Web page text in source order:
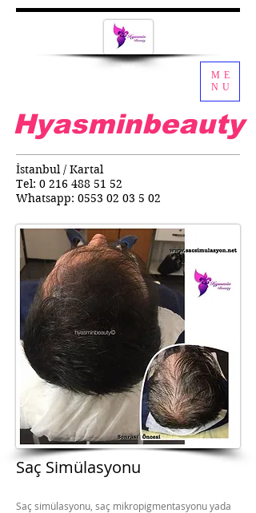
Hyasminbeauty
İstanbul / Kartal
Tel: 0 216 488 51 52
Whatsapp: 0553 02 03 5 02
ME
NU
Saç Simülasyonu
Saç simülasyonu, saç mikropigmentasyonu yada